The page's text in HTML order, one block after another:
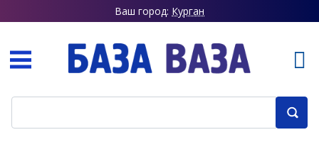
Ваш город: Курган